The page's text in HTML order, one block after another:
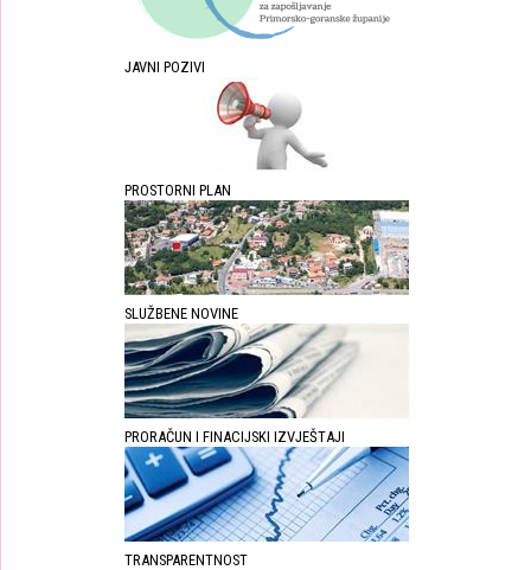
JAVNI POZIVI
PROSTORNI PLAN
SLUŽBENE NOVINE
PRORAČUN I FINACIJSKI IZVJEŠTAJI
TRANSPARENTNOST